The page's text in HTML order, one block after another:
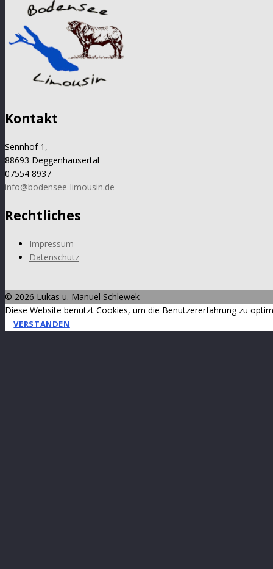
Kontakt
Sennhof 1,
88693 Deggenhausertal
07554 8937
info@bodensee-limousin.de
Rechtliches
Impressum
Datenschutz
© 2026 Lukas u. Manuel Schlewek
Diese Website benutzt Cookies, um die Benutzererfahrung zu
VERSTANDEN